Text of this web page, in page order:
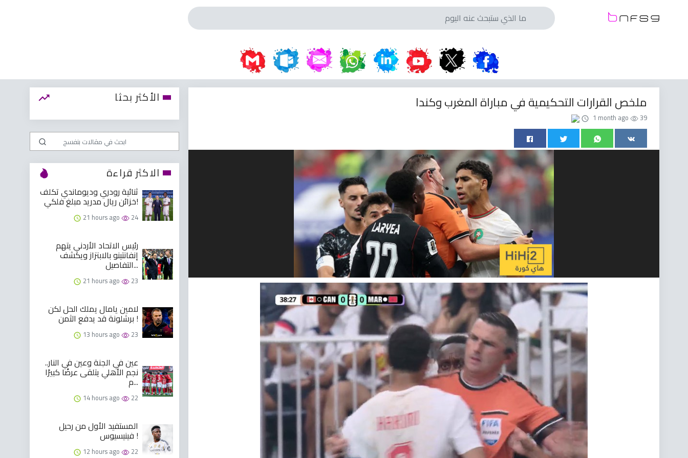
ملخص القرارات التحكيمية في مباراة المغرب وكندا
1 month ago 39
الأكثر بحثا
الاكثر قراءة
ثنائية رودري وديوماندي تكلف
خزائن ريال مدريد مبلغ فلكي!
21 hours ago 24
رئيس الاتحاد الأردني يتهم
إنفانتينو بالابتزاز ويكشف
التفاصيل...
21 hours ago 23
لامين يامال يملك الحل لكن
برشلونة قد يدفع الثمن !
13 hours ago 23
عين في الجنة وعين في النار..
نجم الأهلي يتلقى عرضًا كبيرًا
م...
14 hours ago 22
المستفيد الأول من رحيل
فينيسيوس !
12 hours ago 22